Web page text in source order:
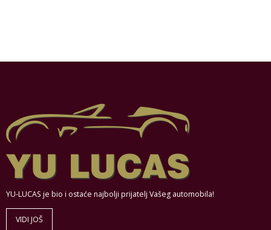
YU-LUCAS je bio i ostaće najbolji prijatelj Vašeg automobila!
VIDI JOŠ